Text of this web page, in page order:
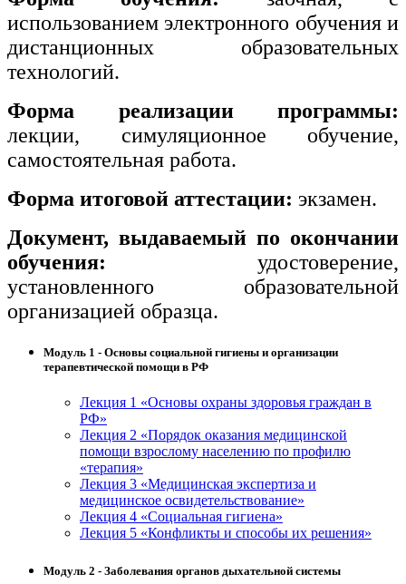
использованием электронного обучения и
дистанционных образовательных
технологий.
Форма реализации программы:
лекции, симуляционное обучение,
самостоятельная работа.
Форма итоговой аттестации: экзамен.
Документ, выдаваемый по окончании
обучения: удостоверение,
установленного образовательной
организацией образца.
Модуль 1 - Основы социальной гигиены и организации
терапевтической помощи в РФ
Лекция 1 «Основы охраны здоровья граждан в
РФ»
Лекция 2 «Порядок оказания медицинской
помощи взрослому населению по профилю
«терапия»
Лекция 3 «Медицинская экспертиза и
медицинское освидетельствование»
Лекция 4 «Социальная гигиена»
Лекция 5 «Конфликты и способы их решения»
Модуль 2 - Заболевания органов дыхательной системы